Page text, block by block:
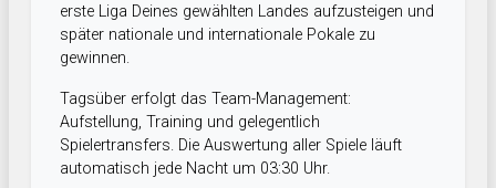
erste Liga Deines gewählten Landes aufzusteigen und
später nationale und internationale Pokale zu
gewinnen.
Tagsüber erfolgt das Team-Management:
Aufstellung, Training und gelegentlich
Spielertransfers. Die Auswertung aller Spiele läuft
automatisch jede Nacht um 03:30 Uhr.